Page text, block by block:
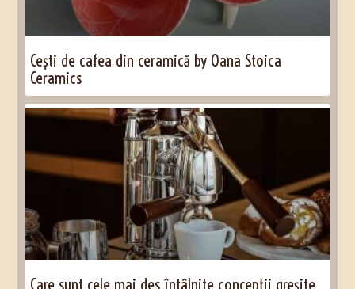
Cești de cafea din ceramică by Oana Stoica
Ceramics
Care sunt cele mai des întâlnite concepții greșite